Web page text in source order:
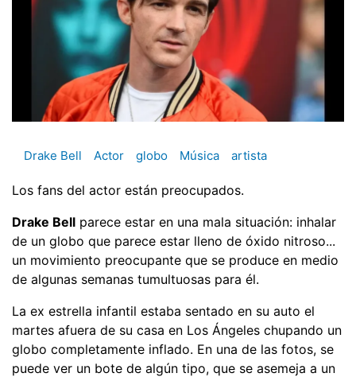
Drake Bell Actor globo Música artista
Los fans del actor están preocupados.
Drake Bell parece estar en una mala situación: inhalar
de un globo que parece estar lleno de óxido nitroso...
un movimiento preocupante que se produce en medio
de algunas semanas tumultuosas para él.
La ex estrella infantil estaba sentado en su auto el
martes afuera de su casa en Los Ángeles chupando un
globo completamente inflado. En una de las fotos, se
puede ver un bote de algún tipo, que se asemeja a un